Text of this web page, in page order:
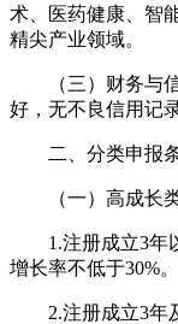
术、医药健康、智
精尖产业领域。
（三）财务与信
好，无不良信用记录
二、分类申报
（一）高成长类
1.注册成立3年以
增长率不低于30%。
2.注册成立3年及